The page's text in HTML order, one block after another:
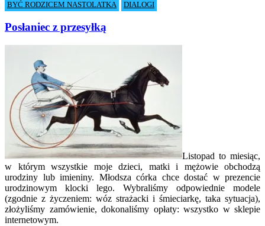
BYĆ RODZICEM NASTOLATKA DIALOGI
Posłaniec z przesyłką
Listopad to miesiąc,
w którym wszystkie moje dzieci, matki i mężowie obchodzą
urodziny lub imieniny. Młodsza córka chce dostać w prezencie
urodzinowym klocki lego. Wybraliśmy odpowiednie modele
(zgodnie z życzeniem: wóz strażacki i śmieciarkę, taka sytuacja),
złożyliśmy zamówienie, dokonaliśmy opłaty: wszystko w sklepie
internetowym.